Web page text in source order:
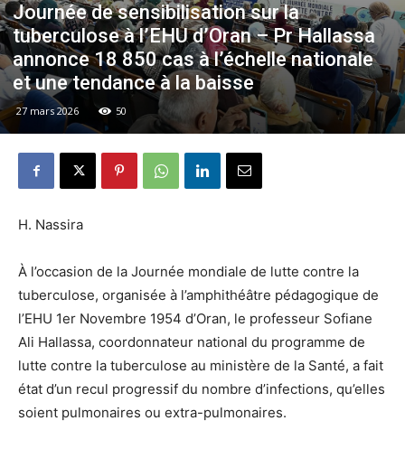
Journée de sensibilisation sur la
tuberculose à l’EHU d’Oran – Pr Hallassa
annonce 18 850 cas à l’échelle nationale
et une tendance à la baisse
27 mars 2026 50
H. Nassira
À l’occasion de la Journée mondiale de lutte contre la
tuberculose, organisée à l’amphithéâtre pédagogique de
l’EHU 1er Novembre 1954 d’Oran, le professeur Sofiane
Ali Hallassa, coordonnateur national du programme de
lutte contre la tuberculose au ministère de la Santé, a fait
état d’un recul progressif du nombre d’infections, qu’elles
soient pulmonaires ou extra-pulmonaires.